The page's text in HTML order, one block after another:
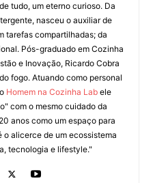
tudo, um eterno curioso. Da
nasceu o auxiliar de
tarefas compartilhadas; da
Pós-graduado em Cozinha
e Inovação, Ricardo Cobra
fogo. Atuando como personal
Homem na Cozinha Labele
com o mesmo cuidado da
anos como um espaço para
alicerce de um ecossistema
tecnologia e lifestyle."